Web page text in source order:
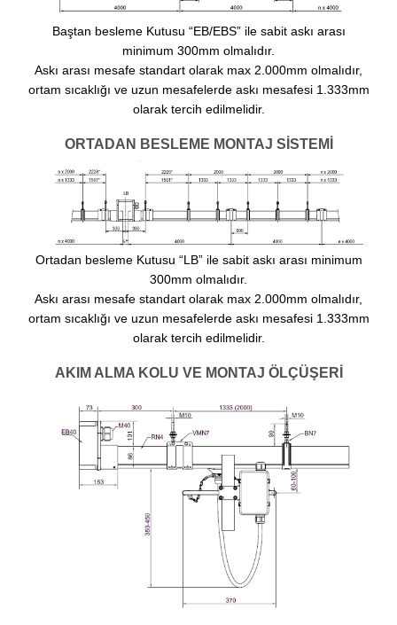
Baştan besleme Kutusu “EB/EBS” ile sabit askı arası
minimum 300mm olmalıdır.
Askı arası mesafe standart olarak max 2.000mm olmalıdır,
ortam sıcaklığı ve uzun mesafelerde askı mesafesi 1.333mm
olarak tercih edilmelidir.
ORTADAN BESLEME MONTAJ SİSTEMİ
Ortadan besleme Kutusu “LB” ile sabit askı arası minimum
300mm olmalıdır.
Askı arası mesafe standart olarak max 2.000mm olmalıdır,
ortam sıcaklığı ve uzun mesafelerde askı mesafesi 1.333mm
olarak tercih edilmelidir.
AKIM ALMA KOLU VE MONTAJ ÖLÇÜŞERİ